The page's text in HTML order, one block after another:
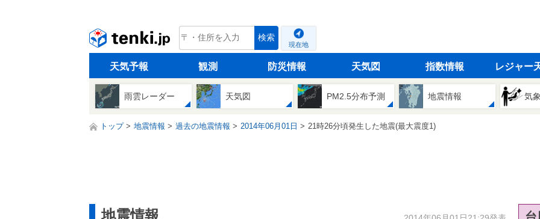
tenki.jp 検索
現在地
天気予報 観測 防災情報 天気図 指数情報 レジャー
雨雲レーダー 天気図 PM2.5分布予測 地震情報 気
トップ 地震情報 過去の地震情報 2014年06月01日 21時26分頃発生した地震(最大震度1)
地震情報